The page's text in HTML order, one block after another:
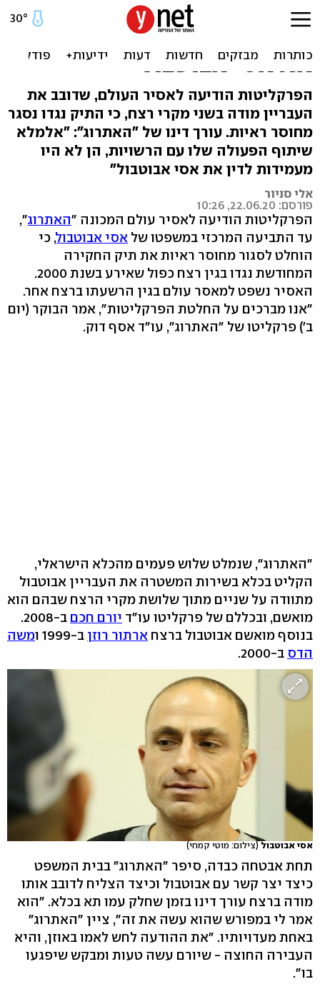
ניצחון ל"אתרוג": נסגר תיק
רצח כפול נגד האסיר שהפליל
את אסי אבוטבול
הפרקליטות הודיעה לאסיר העולם, שדובב את
העבריין מודה בשני מקרי רצח, כי התיק נגדו נסגר
מחוסר ראיות. עורך דינו של "האתרוג": "אלמלא
שיתוף הפעולה שלו עם הרשויות, הן לא היו
מעמידות לדין את אסי אבוטבול"
אלי סניור
פורסם: 22.06.20, 10:26
הפרקליטות הודיעה לאסיר עולם המכונה "האתרוג",
עד התביעה המרכזי במשפטו של אסי אבוטבול, כי
הוחלט לסגור מחוסר ראיות את תיק החקירה
המחודשת נגדו בגין רצח כפול שאירע בשנת 2000.
האסיר נשפט למאסר עולם בגין הרשעתו ברצח אחר.
"אנו מברכים על החלטת הפרקליטות", אמר הבוקר (יום
ב') פרקליטו של "האתרוג", עו"ד אסף דוק.
"האתרוג", שנמלט שלוש פעמים מהכלא הישראלי,
הקליט בכלא בשירות המשטרה את העבריין אבוטבול
מתוודה על שניים מתוך שלושת מקרי הרצח שבהם הוא
מואשם, ובכללם של פרקליטו עו"ד יורם חכם
ב-2008.
בנוסף מואשם אבוטבול ברצח ארתור רוזן ב-1999 ו
משה
הדס ב-2000.
אסי אבוטבול (צילום: מוטי קמחי)
תחת אבטחה כבדה, סיפר "האתרוג" בבית המשפט
כיצד יצר קשר עם אבוטבול וכיצד הצליח לדובב אותו
מודה ברצח עורך דינו בזמן שחלק עמו תא בכלא. "הוא
אמר לי במפורש שהוא עשה את זה", ציין "האתרוג"
באחת מעדויותיו. "את ההודעה לחש לאמו באוזן, והיא
העבירה החוצה - שיורם עשה טעות ומבקש שיפגעו
בו".